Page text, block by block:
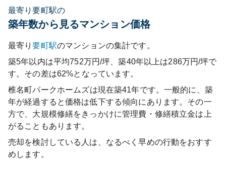
最寄り要町駅の
築年数から見るマンション価格
最寄り要町駅のマンションの集計です。
築5年以内は平均752万円/坪、築40年以上は286万円/坪で
す。その差は62%となっています。
椎名町パークホームズは現在築41年です。一般的に、築
年が経過すると価格は低下する傾向にあります。その一
方で、大規模修繕をきっかけに管理費・修繕積立金は上
がることもあります。
売却を検討している人は、なるべく早めの行動をおすす
めします。